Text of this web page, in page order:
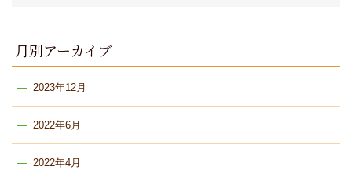
月別アーカイブ
2023年12月
2022年6月
2022年4月